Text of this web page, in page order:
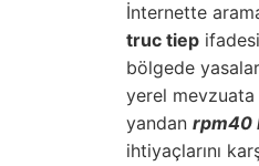
İnternette
truc tiep
bölgede
yerel
yandan rpm40
ihtiyaçlarını